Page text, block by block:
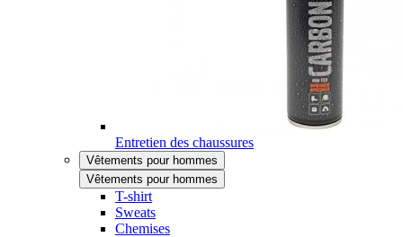
Entretien des chaussures
Vêtements pour hommes
Vêtements pour hommes
T-shirt
Sweats
Chemises